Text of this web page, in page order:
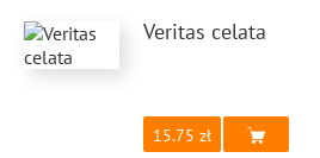
Veritas celata
15.75